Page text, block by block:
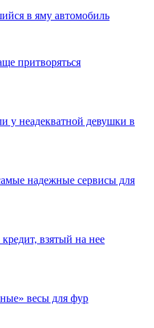
в яму автомобиль
притворяться
у неадекватной девушки в
надежные сервисы для
взятый на нее
весы для фур